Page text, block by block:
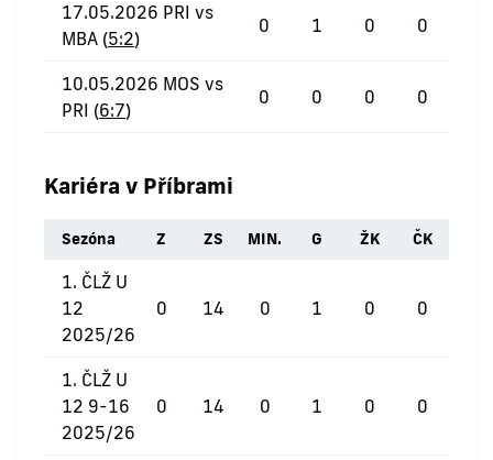
17.05.2026 PRI vs
MBA (5:2)
0 1 0 0
10.05.2026 MOS vs
PRI (6:7)
0 0 0 0
Kariéra v Příbrami
Sezóna Z ZS MIN. G ŽK ČK
1. ČLŽ U
12
2025/26
0 14 0 1 0 0
1. ČLŽ U
12 9-16
2025/26
0 14 0 1 0 0